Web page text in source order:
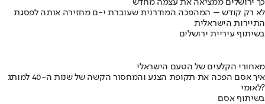
כך ירושלים ממציאה את עצמה מחדש
לא רק קודש – המהפכה המודרנית שעוברת י-ם מחזירה אותה לפסגת
התיירות הישראלית
בשיתוף עיריית ירושלים
מאחורי הקלעים של הטעם הישראלי
איך אסם הפכה את תקופת הצנע והמחסור הקשה של שנות ה-40 למותג
לאומי?
בשיתוף אסם